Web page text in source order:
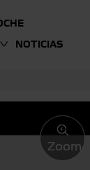
NOTICIAS
Zoom